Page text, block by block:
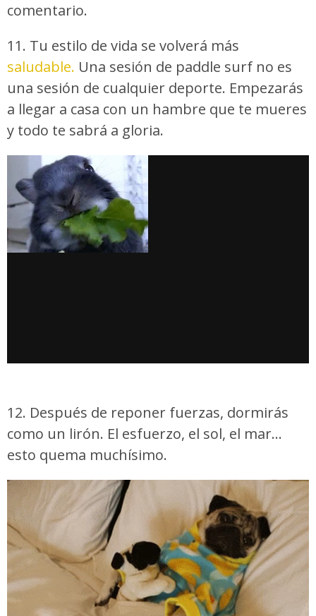
comentario.
11. Tu estilo de vida se volverá más
saludable. Una sesión de paddle surf no es
una sesión de cualquier deporte. Empezarás
a llegar a casa con un hambre que te mueres
y todo te sabrá a gloria.
12. Después de reponer fuerzas, dormirás
como un lirón. El esfuerzo, el sol, el mar…
esto quema muchísimo.